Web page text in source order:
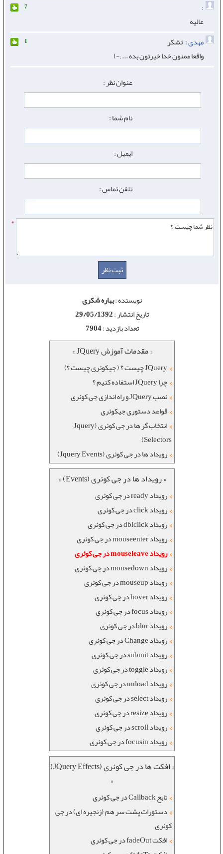
:
7
عالیه
مهدی : تشکر 1
واقعا ممنون خدا خیرتون بده ... ;-)
عنوان نظر :
نام شما :
ایمیل :
تلفن تماس :
*
نویسنده :بهاره شکری
تاریخ انتشار :29/05/1392
تعداد بازدید :7904
« مقدمات آموزش JQuery »
JQuery چیست ؟ ( جیکوئری چیست ؟)
چرا JQuery استفاده کنیم ؟
نصب JQuery و راه اندازی جی کوئری
قواعد دستوری جیکوئری
انتخاب گر ها در جی کوئری (Jquery
Selectors)
رویداد ها در جی کوئری (Jquery Events)
« رویداد ها در جی کوئری (Events) »
رویداد ready در جی کوئری
رویداد click در جی کوئری
رویداد dblclick در جی کوئری
رویداد mouseenter در جی کوئری
رویداد mouseleave در جی کوئری
رویداد mousedown در جی کوئری
رویداد mouseup در جی کوئری
رویداد hover در جی کوئری
رویداد focus در جی کوئری
رویداد blur در جی کوئری
رویداد Change در جی کوئری
رویداد submit در جی کوئری
رویداد toggle در جی کوئری
رویداد unload در جی کوئری
رویداد select در جی کوئری
رویداد resize در جی کوئری
رویداد scroll در جی کوئری
رویداد focusin در جی کوئری
« افکت ها در جی کوئری (JQuery Effects)
»
تابع Callback در جی کوئری
دستورات پشت سر هم (زنجیره ای) در جی
کوئری
افکت fadeOut در جی کوئری